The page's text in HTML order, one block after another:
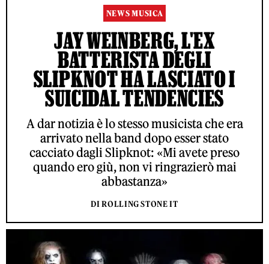
NEWS MUSICA
JAY WEINBERG, L'EX
BATTERISTA DEGLI
SLIPKNOT HA LASCIATO I
SUICIDAL TENDENCIES
A dar notizia è lo stesso musicista che era
arrivato nella band dopo esser stato
cacciato dagli Slipknot: «Mi avete preso
quando ero giù, non vi ringrazierò mai
abbastanza»
DI ROLLING STONE IT